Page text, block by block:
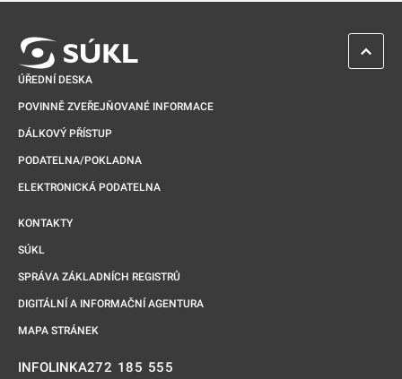
ÚŘEDNÍ DESKA
POVINNĚ ZVEŘEJŇOVANÉ INFORMACE
DÁLKOVÝ PŘÍSTUP
PODATELNA/POKLADNA
ELEKTRONICKÁ PODATELNA
KONTAKTY
SÚKL
SPRÁVA ZÁKLADNÍCH REGISTRŮ
DIGITÁLNÍ A INFORMAČNÍ AGENTURA
MAPA STRÁNEK
INFOLINKA272 185 555
ZPĚT